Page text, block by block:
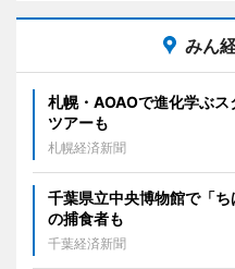
みん
札幌・AOAOで進化学ぶ
ツアーも
札幌経済新聞
千葉県立中央博物館で「
の捕食者も
千葉経済新聞